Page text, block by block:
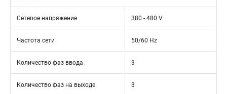
Сетевое напряжение 380 - 480 V
Частота сети 50/60 Hz
Количество фаз ввода 3
Количество фаз на выходе 3